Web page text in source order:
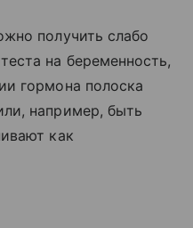
получить слабо
на беременность,
гормона полоска
например, быть
как